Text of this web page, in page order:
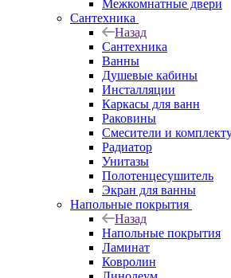
Межкомнатные двери
Сантехника
Назад
Сантехника
Ванны
Душевые кабины
Инсталляции
Каркасы для ванн
Раковины
Смесители и
Радиатор
Унитазы
Полотенцесушитель
Экран для ванны
Напольные покрытия
Назад
Напольные покрытия
Ламинат
Ковролин